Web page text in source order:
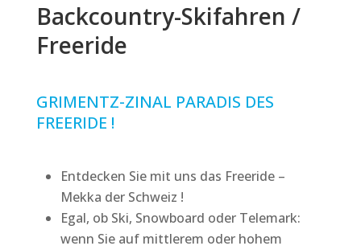
Backcountry-Skifahren /
Freeride
GRIMENTZ-ZINAL PARADIS DES
FREERIDE !
Entdecken Sie mit uns das Freeride –
Mekka der Schweiz !
Egal, ob Ski, Snowboard oder Telemark:
wenn Sie auf mittlerem oder hohem